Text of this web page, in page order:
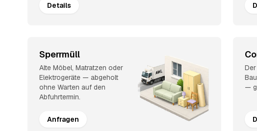
Details
Sperrmüll
Alte Möbel, Matratzen oder
Elektrogeräte — abgeholt
ohne Warten auf den
Abfuhrtermin.
Anfragen
—